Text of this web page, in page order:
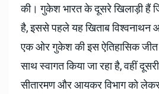
की। गुकेश भारत के दूसरे खिलाड़ी हैं
है, इससे पहले यह खिताब विश्वनाथन
एक ओर गुकेश की इस ऐतिहासिक
साथ स्वागत किया जा रहा है, वहीं
सीतारमण और आयकर विभाग को